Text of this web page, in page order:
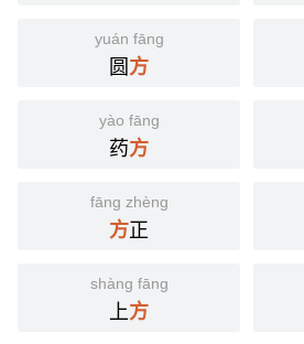
yuán fāng
圆方
yào fāng
药方
fāng zhèng
方正
shàng fāng
上方